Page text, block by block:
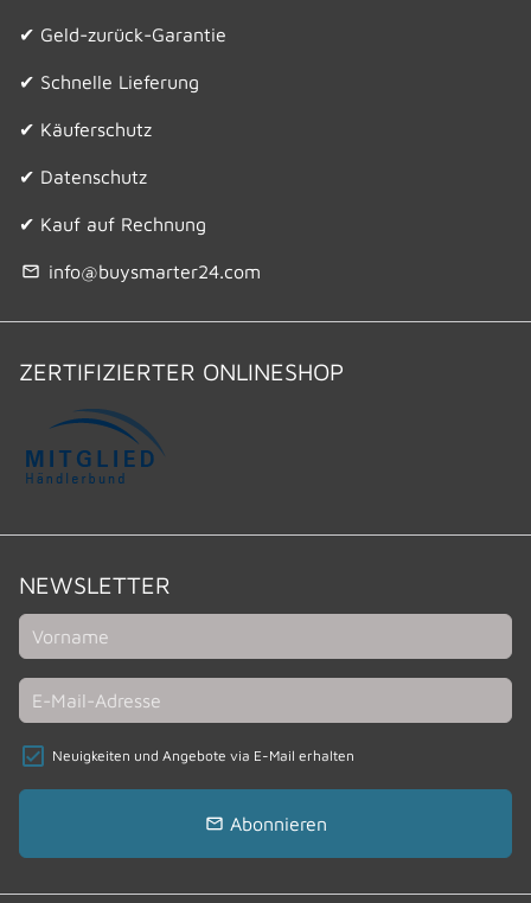
✔ Geld-zurück-Garantie
✔ Schnelle Lieferung
✔ Käuferschutz
✔ Datenschutz
✔ Kauf auf Rechnung
email info@buysmarter24.com
ZERTIFIZIERTER ONLINESHOP
NEWSLETTER
Neuigkeiten und Angebote via E-Mail erhalten
email Abonnieren